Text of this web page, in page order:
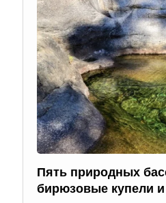
Пять природных
бирюзовые купели